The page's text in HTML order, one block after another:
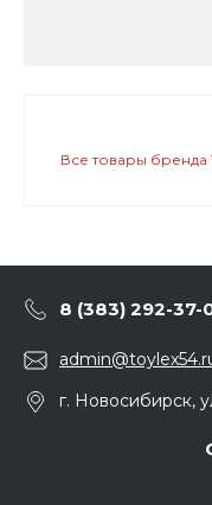
Все товары бренда
8 (383) 292-37-
г. Новосибирск,